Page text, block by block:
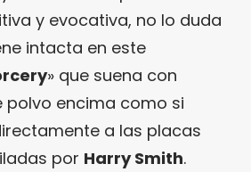
y evocativa, no lo duda
intacta en este
» que suena con
encima como si
a las placas
por Harry Smith.